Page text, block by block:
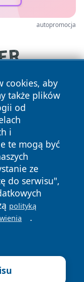
autopromocja
cookies, aby
także plików
od
i
te mogą być
ze
do serwisu",
polityką
.
prawa
Polityka
Cookies